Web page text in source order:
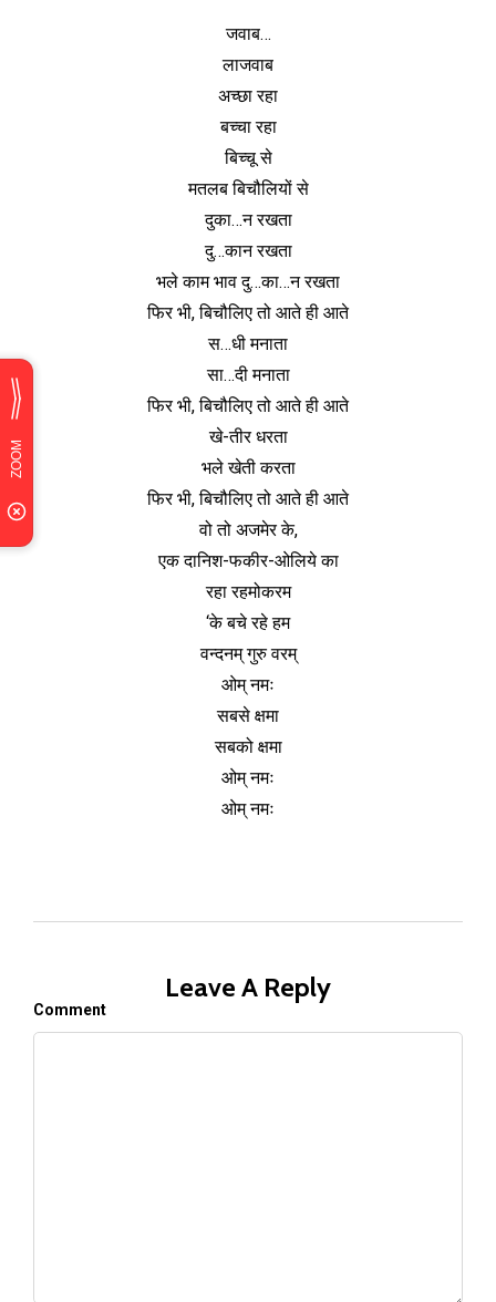
जवाब…
लाजवाब
अच्छा रहा
बच्चा रहा
बिच्चू से
मतलब बिचौलियों से
दुका…न रखता
दु…कान रखता
भले काम भाव दु…का…न रखता
फिर भी, बिचौलिए तो आते ही आते
स…धी मनाता
सा…दी मनाता
फिर भी, बिचौलिए तो आते ही आते
खे-तीर धरता
भले खेती करता
फिर भी, बिचौलिए तो आते ही आते
वो तो अजमेर के,
एक दानिश-फकीर-ओलिये का
रहा रहमोकरम
‘के बचे रहे हम
वन्दनम् गुरु वरम्
ओम् नमः
सबसे क्षमा
सबको क्षमा
ओम् नमः
ओम् नमः
Leave A Reply
Comment